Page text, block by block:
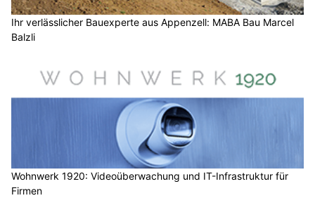
Ihr verlässlicher Bauexperte aus Appenzell: MABA Bau Marcel
Balzli
Wohnwerk 1920: Videoüberwachung und IT-Infrastruktur für
Firmen